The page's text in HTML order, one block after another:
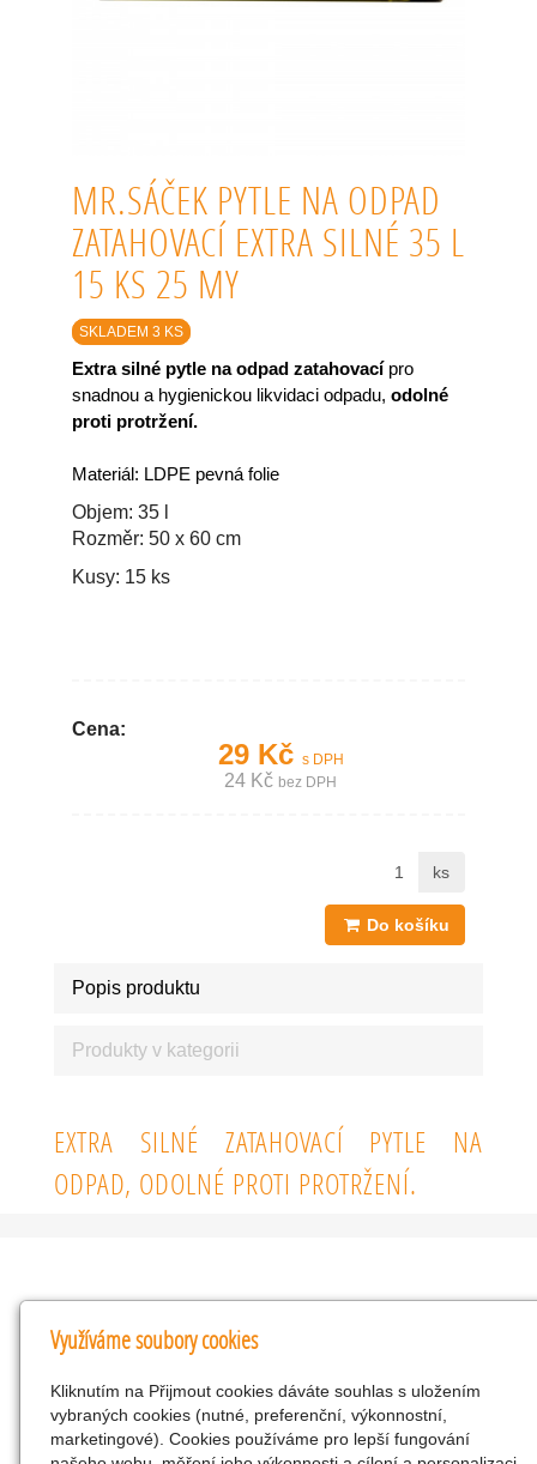
MR.SÁČEK PYTLE NA ODPAD
ZATAHOVACÍ EXTRA SILNÉ 35 L
15 KS 25 MY
SKLADEM 3 KS
Extra silné pytle na odpad zatahovací pro
snadnou a hygienickou likvidaci odpadu, odolné
proti protržení.
Materiál: LDPE pevná folie
Objem: 35 l
Rozměr: 50 x 60 cm
Kusy: 15 ks
Cena:
29 Kč s DPH
24 Kč bez DPH
ks
Do košíku
Popis produktu
Produkty v kategorii
EXTRA SILNÉ ZATAHOVACÍ PYTLE NA
ODPAD, ODOLNÉ PROTI PROTRŽENÍ.
Kontakty
KNK obchodní společnost s r.o.
Komenského 127, Žacléř, 542 01 Číslo účtu:
286293602/0300
Využíváme soubory cookies
Kliknutím na Přijmout cookies dáváte souhlas s uložením
vybraných cookies (nutné, preferenční, výkonnostní,
marketingové). Cookies používáme pro lepší fungování